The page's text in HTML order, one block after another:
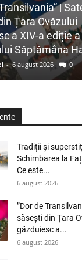
|
Țara Ovăzului
a XIV-a ediție a
Săptămâna
- 6 august 2026 0
Tradiții și
Schimbarea la
Ce este...
6 august 2026
”Dor de
săsești din Țara
găzduiesc a...
6 august 2026